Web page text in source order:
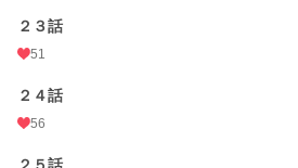
２３話
51
２４話
56